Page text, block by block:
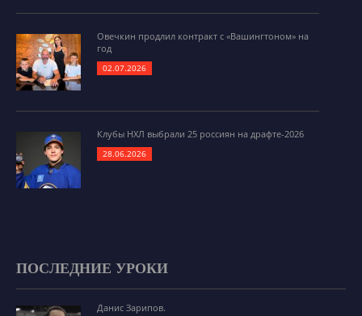
Овечкин продлил контракт с «Вашингтоном» на
год
02.07.2026
Клубы НХЛ выбрали 25 россиян на драфте-2026
28.06.2026
ПОСЛЕДНИЕ УРОКИ
Данис Зарипов.